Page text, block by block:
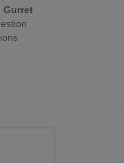
Gurret